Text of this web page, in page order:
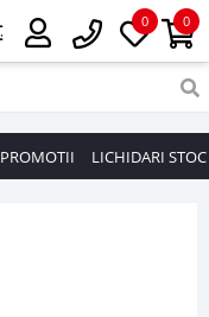
0
0
PROMOTII LICHIDARI STOC